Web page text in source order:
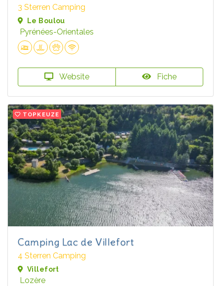
3 Sterren Camping
Le Boulou
Pyrénées-Orientales
Website Fiche
TOPKEUZE
Camping Lac de Villefort
4 Sterren Camping
Villefort
Lozère